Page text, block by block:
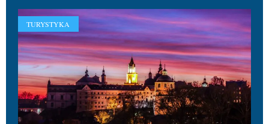
TURYSTYKA